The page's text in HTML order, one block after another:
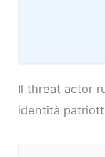
Il threat actor
identità